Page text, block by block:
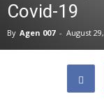
Covid-19
By Agen 007 - August